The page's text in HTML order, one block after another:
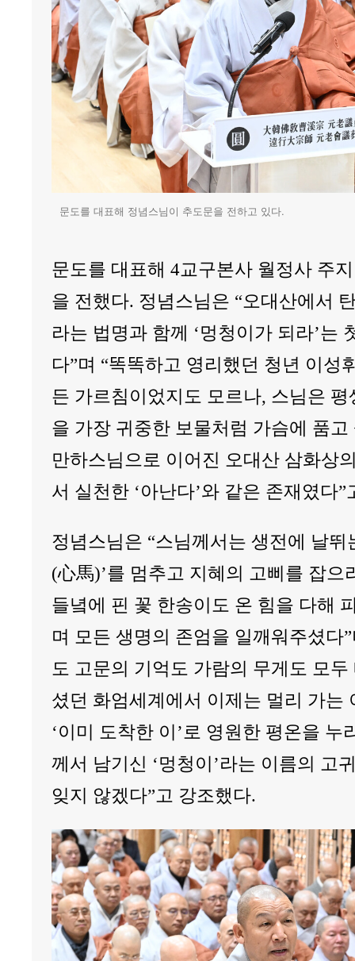
문도를 대표해 정념스님이 추도문을 전하고 있다.
문도를 대표해 4교구본사 월정사 주
을 전했다. 정념스님은 “오대산에서
라는 법명과 함께 ‘멍청이가 되라’는
다”며 “똑똑하고 영리했던 청년 이성
든 가르침이었지도 모르나, 스님은 평
을 가장 귀중한 보물처럼 가슴에 품
만하스님으로 이어진 오대산 삼화상
서 실천한 ‘아난다’와 같은 존재였다
정념스님은 “스님께서는 생전에 날뛰
(心馬)’를 멈추고 지혜의 고삐를 잡으
들녘에 핀 꽃 한송이도 온 힘을 다해
며 모든 생명의 존엄을 일깨워주셨다
도 고문의 기억도 가람의 무게도 모
셨던 화엄세계에서 이제는 멀리 가는
‘이미 도착한 이’로 영원한 평온을 누
께서 남기신 ‘멍청이’라는 이름의 고
잊지 않겠다”고 강조했다.